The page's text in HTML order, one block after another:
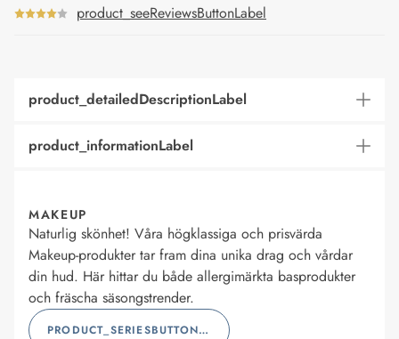
product_seeReviewsButtonLabel
product_detailedDescriptionLabel
product_informationLabel
MAKEUP
Naturlig skönhet! Våra högklassiga och prisvärda
Makeup-produkter tar fram dina unika drag och vårdar
din hud. Här hittar du både allergimärkta basprodukter
och fräscha säsongstrender.
PRODUCT_SERIESBUTTONLABEL